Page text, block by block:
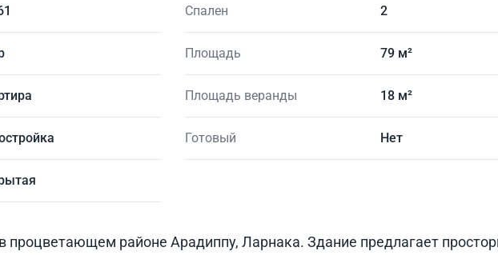
Спален 2
Площадь 79 м²
Площадь веранды 18 м²
Готовый Нет
процветающем районе Арадиппу, Ларнака. Здание предлагает